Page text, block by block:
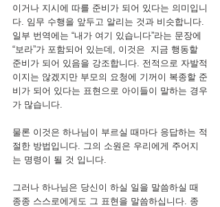
이거나 지시에 따를 준비가 되어 있다는 의미입니
다. 임무 수행을 앞두고 알리는 것과 비슷합니다.
일부 번역에는 “내가 여기 있습니다”라는 문장에
“보라”가 포함되어 있는데, 이것은  지금 행동할
준비가 되어 있음을 강조합니다. 전적으로 자발적
이지는 않겠지만 부모의 요청에 기꺼이 복종할 준
비가 되어 있다는 표현으로 아이들이 말하는 경우
가 많습니다.
물론 이것은 하나님이 부르실 때마다 응답하는 적
절한 방법입니다. 그의 소원은 우리에게 주어지
는 명령이 될 것 입니다.
그러나 하나님은 당신이 하실 일을 말씀하실 때
종종 스스로에게도 그 표현을 말씀하십니다. 종